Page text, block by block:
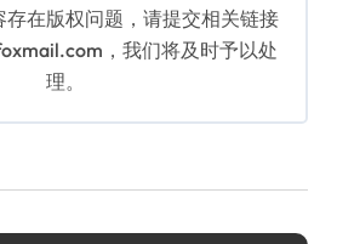
在版权问题，请提交相关链接
，我们将及时予以处
理。